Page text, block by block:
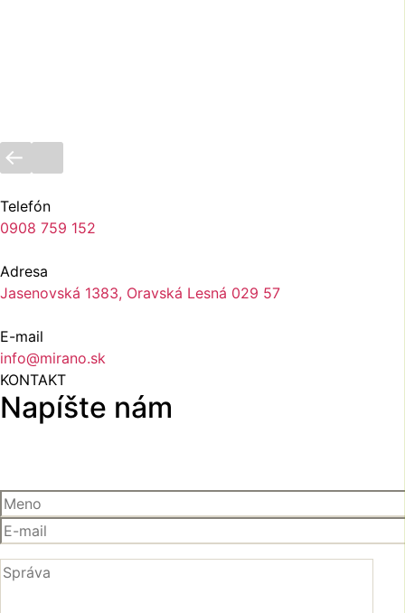
Telefón
0908 759 152
Adresa
Jasenovská 1383, Oravská Lesná 029 57
E-mail
info@mirano.sk
KONTAKT
Napíšte nám